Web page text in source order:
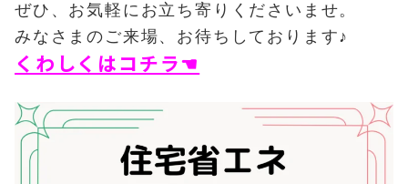
ぜひ、お気軽にお立ち寄りくださいませ。
みなさまのご来場、お待ちしております♪
くわしくはコチラ☚